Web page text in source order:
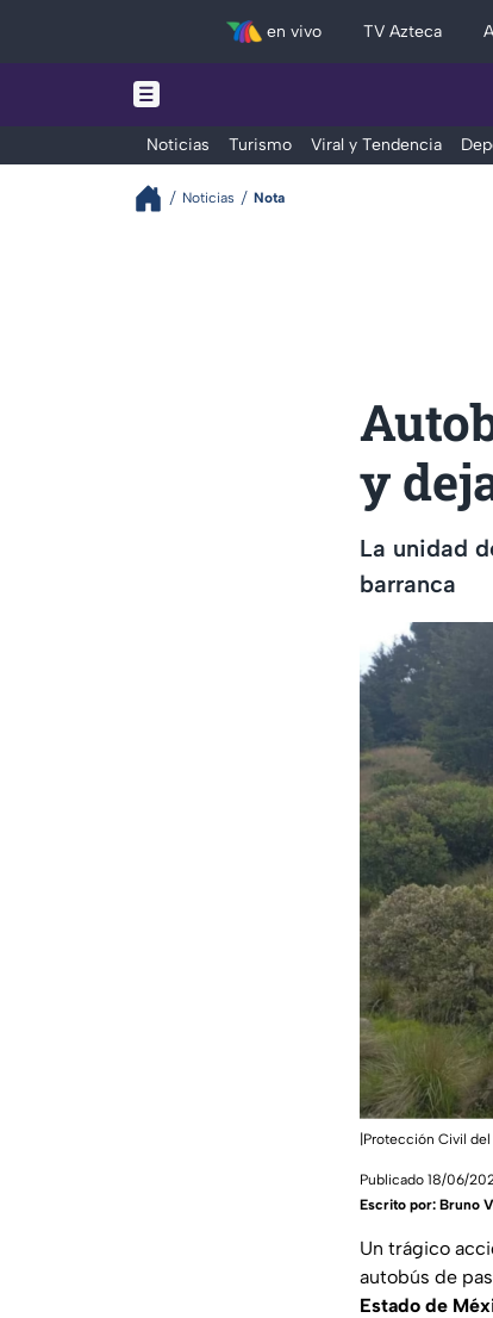
en vivo TV Azteca
Noticias Turismo Viral y Tendencia
Noticias Nota
y
La unidad
barranca
|Protección Civil
Publicado 18/06/
Escrito por: Bruno
Un trágico
autobús de
Estado de